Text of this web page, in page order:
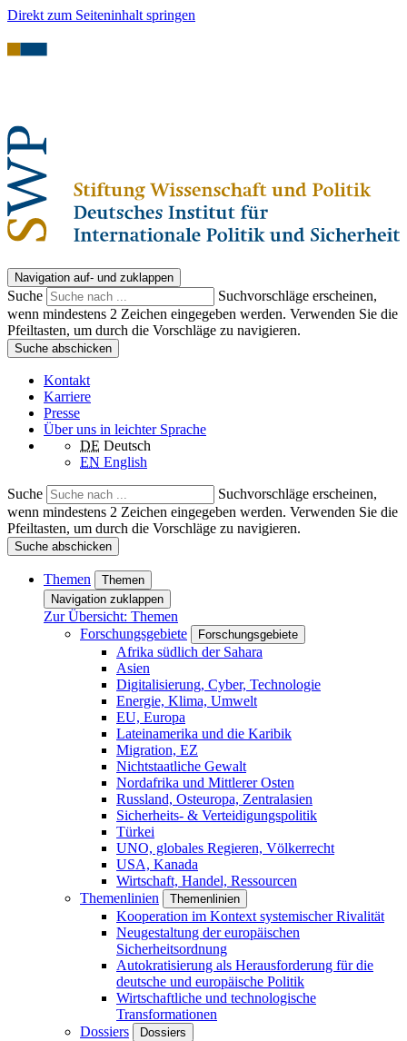
Direkt zum Seiteninhalt springen
Navigation auf- und zuklappen
Suche
Suchvorschläge erscheinen,
wenn mindestens 2 Zeichen eingegeben werden. Verwenden Sie die
Pfeiltasten, um durch die Vorschläge zu navigieren.
Suche abschicken
Kontakt
Karriere
Presse
Über uns in leichter Sprache
DE Deutsch
EN English
Suche
Suchvorschläge erscheinen,
wenn mindestens 2 Zeichen eingegeben werden. Verwenden Sie die
Pfeiltasten, um durch die Vorschläge zu navigieren.
Suche abschicken
Themen
Themen
Navigation zuklappen
Zur Übersicht: Themen
Forschungsgebiete
Forschungsgebiete
Afrika südlich der Sahara
Asien
Digitalisierung, Cyber, Technologie
Energie, Klima, Umwelt
EU, Europa
Lateinamerika und die Karibik
Migration, EZ
Nichtstaatliche Gewalt
Nordafrika und Mittlerer Osten
Russland, Osteuropa, Zentralasien
Sicherheits- & Verteidigungspolitik
Türkei
UNO, globales Regieren, Völkerrecht
USA, Kanada
Wirtschaft, Handel, Ressourcen
Themenlinien
Themenlinien
Kooperation im Kontext systemischer Rivalität
Neugestaltung der europäischen
Sicherheitsordnung
Autokratisierung als Herausforderung für die
deutsche und europäische Politik
Wirtschaftliche und technologische
Transformationen
Dossiers
Dossiers